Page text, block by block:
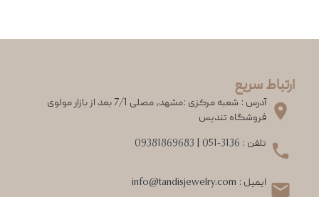
ارتباط سریع
آدرس : شعبه مرکزی :مشهد، مصلی 7/1 بعد از بازار مولوی
فروشگاه تندیس
تلفن : 051-3136
09381869683
ایمیل : info@tandisjewelry.com